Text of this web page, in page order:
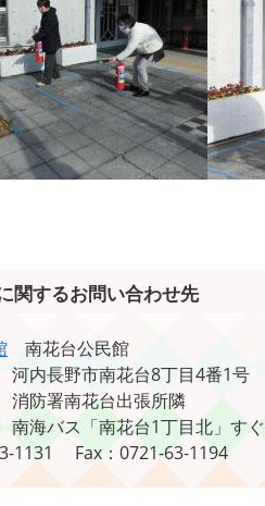
関するお問い合わせ先
南花台公民館
河内長野市南花台8丁目4番1号
消防署南花台出張所隣
南海バス「南花台1丁目北」すぐ
1131
Fax：0721-63-1194